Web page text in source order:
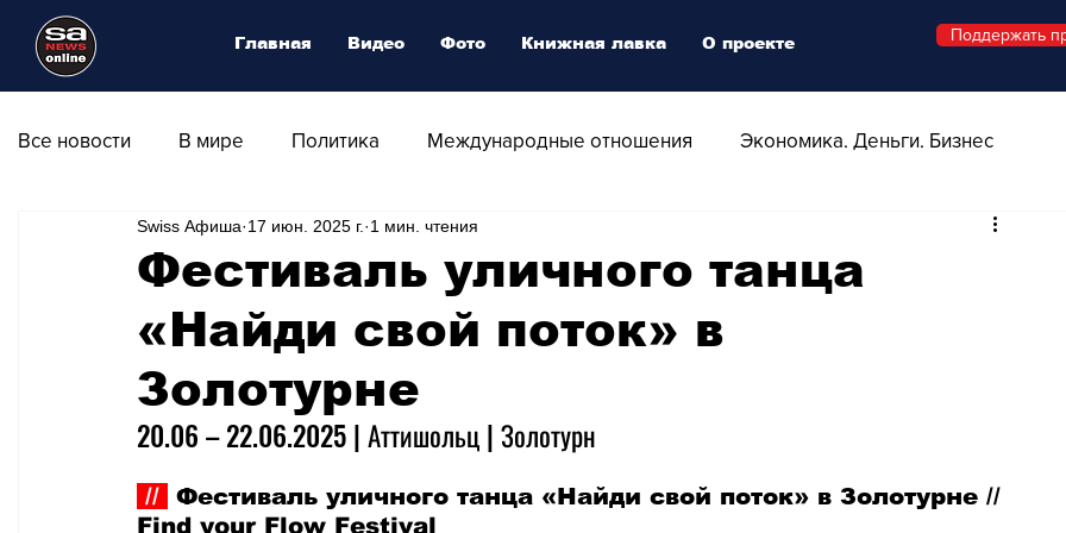
Все новости В мире Политика Международные отношения Экономика. Деньги. Бизнес
Общество Армия Аналитика Наука и Технологии
Транспорт Культура Магия искусства Swiss Афиша Стиль
Природа - Климат Туризм Фото
Афиша - Выставки - Музеи Афиша - Театр - Опера - Шоу
Фестиваль уличного танца
«Найди свой поток» в
Золотурне
Swiss Афиша 17 июн. 2025 г. 1 мин. чтения
20.06 – 22.06.2025 | Аттишольц | Золотурн
//
Фестиваль уличного танца «Найди свой поток» в Золотурне //
Find your Flow Festival
Главная Видео Фото Книжная лавка О проекте Поддержать